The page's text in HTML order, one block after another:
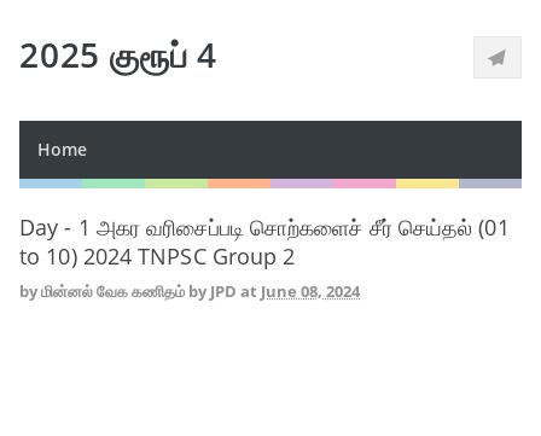
2025 குரூப் 4
Home
Day - 1 அகர வரிசைப்படி சொற்களைச் சீர் செய்தல் (01
to 10) 2024 TNPSC Group 2
byமின்னல் வேக கணிதம் by JPD at June 08, 2024